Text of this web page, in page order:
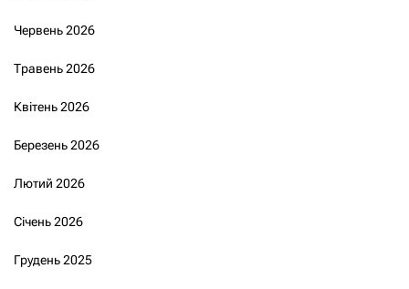
Червень 2026
Травень 2026
Квітень 2026
Березень 2026
Лютий 2026
Січень 2026
Грудень 2025